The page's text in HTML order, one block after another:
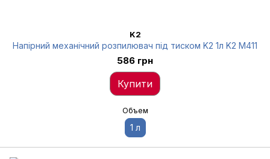
K2
Напірний механічний розпилювач під тиском K2 1л K2 M411
586 грн
Купити
Объем
1 л